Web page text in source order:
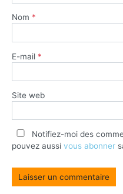
Nom *
E-mail *
Site web
Notifiez-moi des
pouvez aussi vous abonner